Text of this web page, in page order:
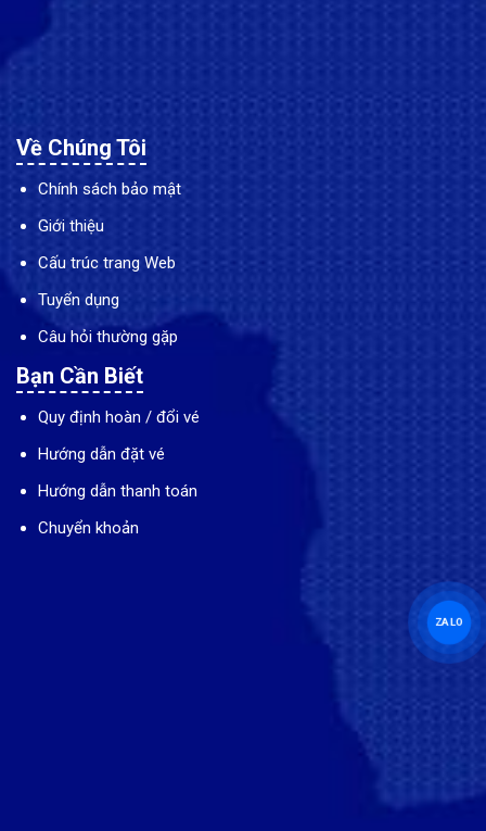
Về Chúng Tôi
Chính sách bảo mật
Giới thiệu
Cấu trúc trang Web
Tuyển dụng
Câu hỏi thường gặp
Bạn Cần Biết
Quy định hoàn / đổi vé
Hướng dẫn đặt vé
Hướng dẫn thanh toán
Chuyển khoản
ZALO